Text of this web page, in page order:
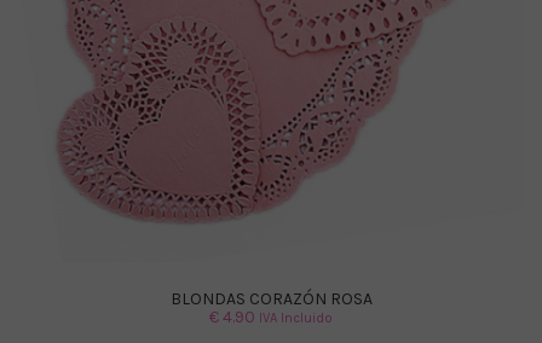
BLONDAS CORAZÓN ROSA
€4.90 IVA Incluido